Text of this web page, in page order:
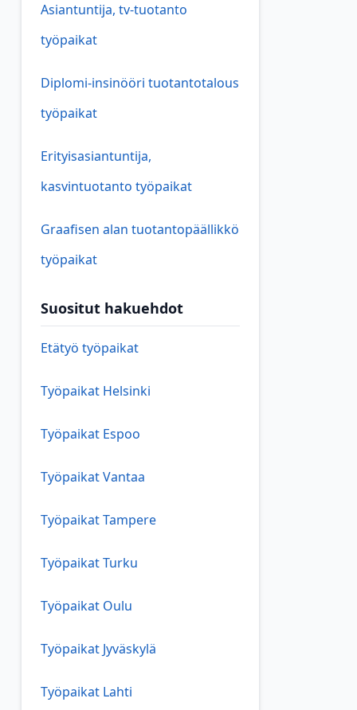
Asiantuntija, tv-tuotanto
työpaikat
Diplomi-insinööri tuotantotalous
työpaikat
Erityisasiantuntija,
kasvintuotanto työpaikat
Graafisen alan tuotantopäällikkö
työpaikat
Suositut hakuehdot
Etätyö työpaikat
Työpaikat Helsinki
Työpaikat Espoo
Työpaikat Vantaa
Työpaikat Tampere
Työpaikat Turku
Työpaikat Oulu
Työpaikat Jyväskylä
Työpaikat Lahti